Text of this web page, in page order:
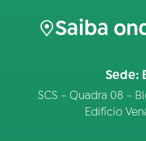
Saiba
Sede:
SCS – Quadra 08 –
Edifício